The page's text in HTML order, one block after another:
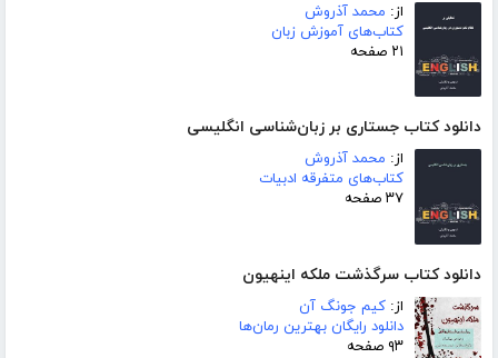
از: محمد آذروش
کتاب‌های آموزش زبان
۲۱ صفحه
دانلود کتاب جستاری بر زبان‌شناسی انگلیسی
از: محمد آذروش
کتاب‌های متفرقه ادبیات
۳۷ صفحه
دانلود کتاب سرگذشت ملکه اینهیون
از: کیم جونگ آن
دانلود رایگان بهترین رمان‌ها
۹۳ صفحه